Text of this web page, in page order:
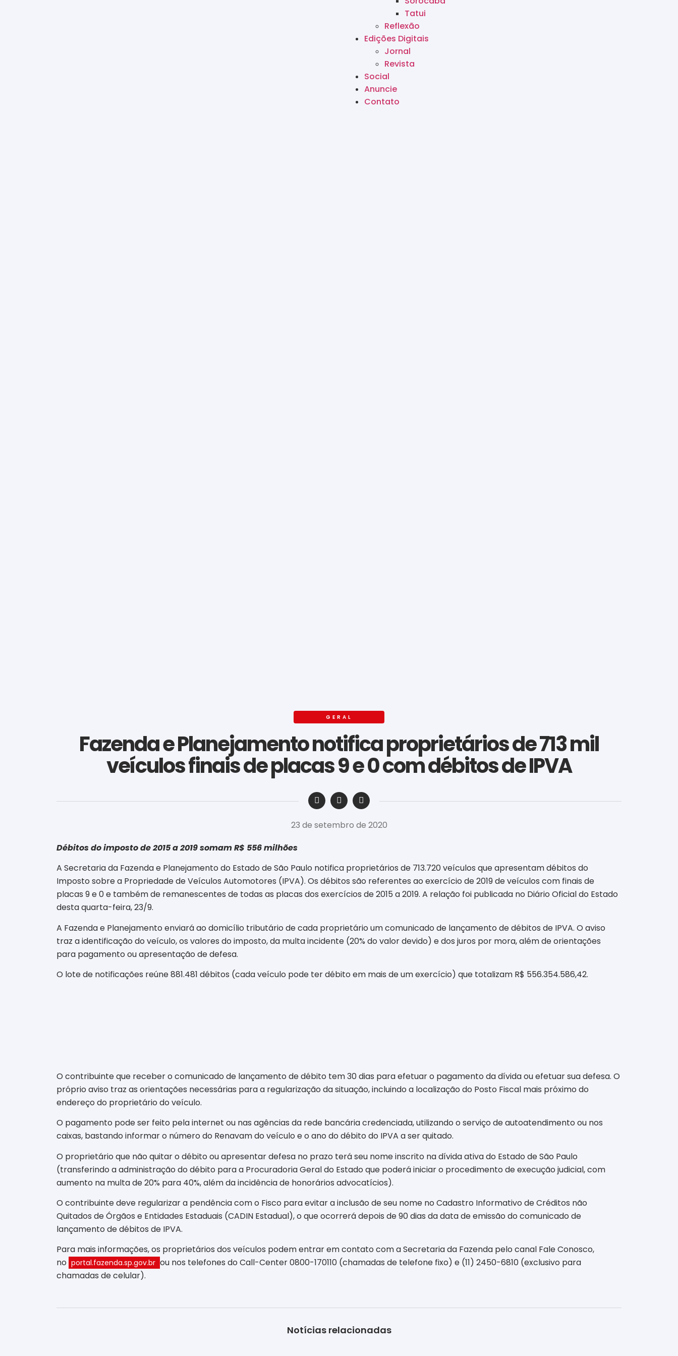
Tatui
Reflexão
Edições Digitais
Jornal
Revista
Social
Anuncie
Contato
GERAL
Fazenda e Planejamento notifica proprietários de 713 mil
veículos finais de placas 9 e 0 com débitos de IPVA
‎ ‎ ‎ ‎ ‎ ‎ ‎ ‎ ‎ ‎ ‎ ‎ ‎ ‎ ‎ ‎ ‎ ‎ ‎ ‎ ‎ ‎ ‎ ‎ ‎ ‎ ‎ ‎ ‎ ‎ ‎
23 de setembro de 2020
Débitos do imposto de 2015 a 2019 somam R$ 556 milhões
A Secretaria da Fazenda e Planejamento do Estado de São Paulo notifica proprietários de 713.720 veículos que apresentam débitos do
Imposto sobre a Propriedade de Veículos Automotores (IPVA). Os débitos são referentes ao exercício de 2019 de veículos com finais de
placas 9 e 0 e também de remanescentes de todas as placas dos exercícios de 2015 a 2019. A relação foi publicada no Diário Oficial do Estado
desta quarta-feira, 23/9.
A Fazenda e Planejamento enviará ao domicílio tributário de cada proprietário um comunicado de lançamento de débitos de IPVA. O aviso
traz a identificação do veículo, os valores do imposto, da multa incidente (20% do valor devido) e dos juros por mora, além de orientações
para pagamento ou apresentação de defesa.
O lote de notificações reúne 881.481 débitos (cada veículo pode ter débito em mais de um exercício) que totalizam R$ 556.354.586,42.
O contribuinte que receber o comunicado de lançamento de débito tem 30 dias para efetuar o pagamento da dívida ou efetuar sua defesa. O
próprio aviso traz as orientações necessárias para a regularização da situação, incluindo a localização do Posto Fiscal mais próximo do
endereço do proprietário do veículo.
O pagamento pode ser feito pela internet ou nas agências da rede bancária credenciada, utilizando o serviço de autoatendimento ou nos
caixas, bastando informar o número do Renavam do veículo e o ano do débito do IPVA a ser quitado.
O proprietário que não quitar o débito ou apresentar defesa no prazo terá seu nome inscrito na dívida ativa do Estado de São Paulo
(transferindo a administração do débito para a Procuradoria Geral do Estado que poderá iniciar o procedimento de execução judicial, com
aumento na multa de 20% para 40%, além da incidência de honorários advocatícios).
O contribuinte deve regularizar a pendência com o Fisco para evitar a inclusão de seu nome no Cadastro Informativo de Créditos não
Quitados de Órgãos e Entidades Estaduais (CADIN Estadual), o que ocorrerá depois de 90 dias da data de emissão do comunicado de
lançamento de débitos de IPVA.
Para mais informações, os proprietários dos veículos podem entrar em contato com a Secretaria da Fazenda pelo canal Fale Conosco,
no portal.fazenda.sp.gov.br ou nos telefones do Call-Center 0800-170110 (chamadas de telefone fixo) e (11) 2450-6810 (exclusivo para
chamadas de celular).
Notícias relacionadas